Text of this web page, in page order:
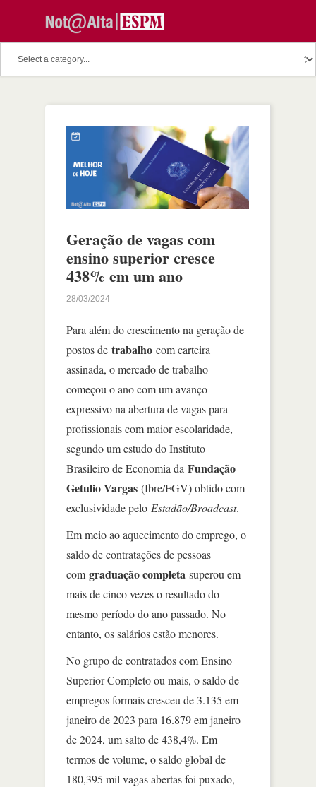
Geração de vagas com
ensino superior cresce
438% em um ano
28/03/2024
Para além do crescimento na geração de
postos de trabalho com carteira
assinada, o mercado de trabalho
começou o ano com um avanço
expressivo na abertura de vagas para
profissionais com maior escolaridade,
segundo um estudo do Instituto
Brasileiro de Economia da Fundação
Getulio Vargas (Ibre/FGV) obtido com
exclusividade pelo Estadão/Broadcast.
Em meio ao aquecimento do emprego, o
saldo de contratações de pessoas
com graduação completa superou em
mais de cinco vezes o resultado do
mesmo período do ano passado. No
entanto, os salários estão menores.
No grupo de contratados com Ensino
Superior Completo ou mais, o saldo de
empregos formais cresceu de 3.135 em
janeiro de 2023 para 16.879 em janeiro
de 2024, um salto de 438,4%. Em
termos de volume, o saldo global de
180,395 mil vagas abertas foi puxado,